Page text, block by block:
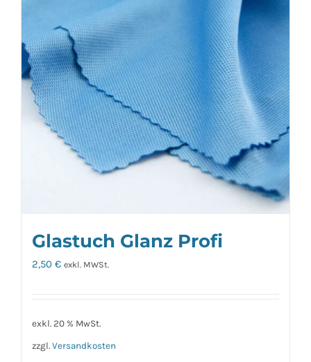
Glastuch Glanz Profi
2,50 € exkl. MWSt.
exkl. 20 % MwSt.
zzgl. Versandkosten